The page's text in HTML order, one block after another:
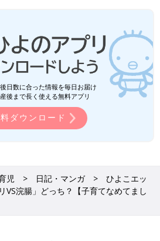
日数に合った情報を毎日お届け
後まで長く使える無料アプリ
ダウンロード
児 日記・マンガ
ひよこエッ
VS浣腸」どっち？【子育てなめてまし